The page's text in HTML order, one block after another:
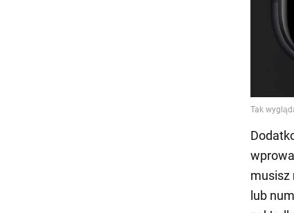
musisz
lub